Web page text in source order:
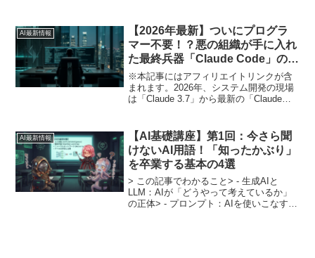
AI最新情報
【2026年最新】ついにプログラ
マー不要！？悪の組織が手に入れ
た最終兵器「Claude Code」の実
力
※本記事にはアフィリエイトリンクが含
まれます。2026年、システム開発の現場
は「Claude 3.7」から最新の「Claude
ターミナル上で自律的...
AI最新情報
【AI基礎講座】第1回：今さら聞
けないAI用語！「知ったかぶり」
を卒業する基本の4選
> この記事でわかること> - 生成AIと
LLM：AIが「どうやって考えているか」
の正体> - プロンプト：AIを使いこなすた